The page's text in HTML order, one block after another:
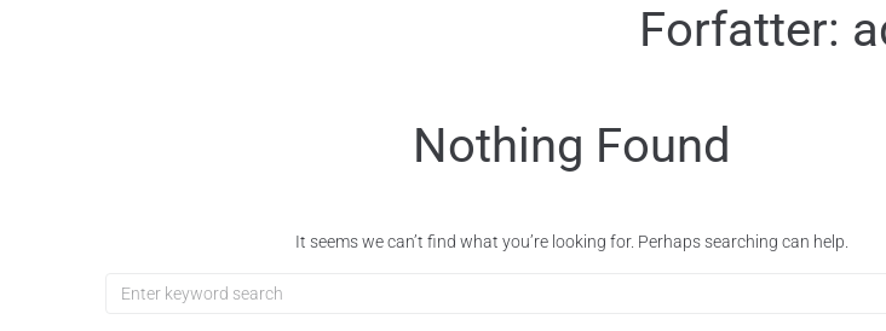
Forfatter:
Nothing Found
It seems we can’t find what you’re looking for. Perhaps searching can help.